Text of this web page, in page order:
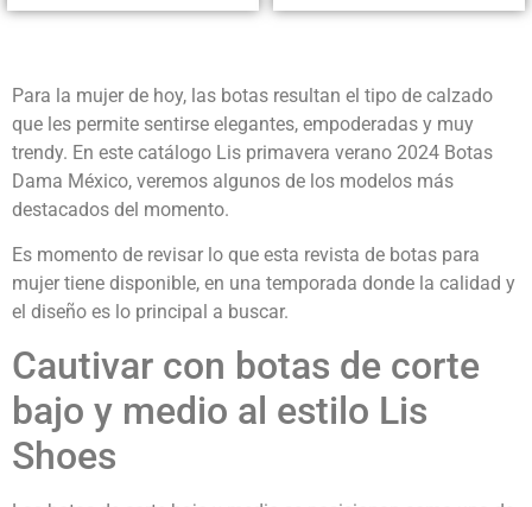
Para la mujer de hoy, las botas resultan el tipo de calzado
que les permite sentirse elegantes, empoderadas y muy
trendy. En este catálogo Lis primavera verano 2024 Botas
Dama México, veremos algunos de los modelos más
destacados del momento.
Es momento de revisar lo que esta revista de botas para
mujer tiene disponible, en una temporada donde la calidad y
el diseño es lo principal a buscar.
Cautivar con botas de corte
bajo y medio al estilo Lis
Shoes